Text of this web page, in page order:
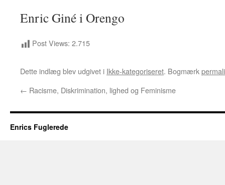
Enric Giné i Orengo
Post Views: 2.715
Dette indlæg blev udgivet i Ikke-kategoriseret. Bogmærk
← Racisme, Diskrimination, lighed og Feminisme
Enrics Fuglerede